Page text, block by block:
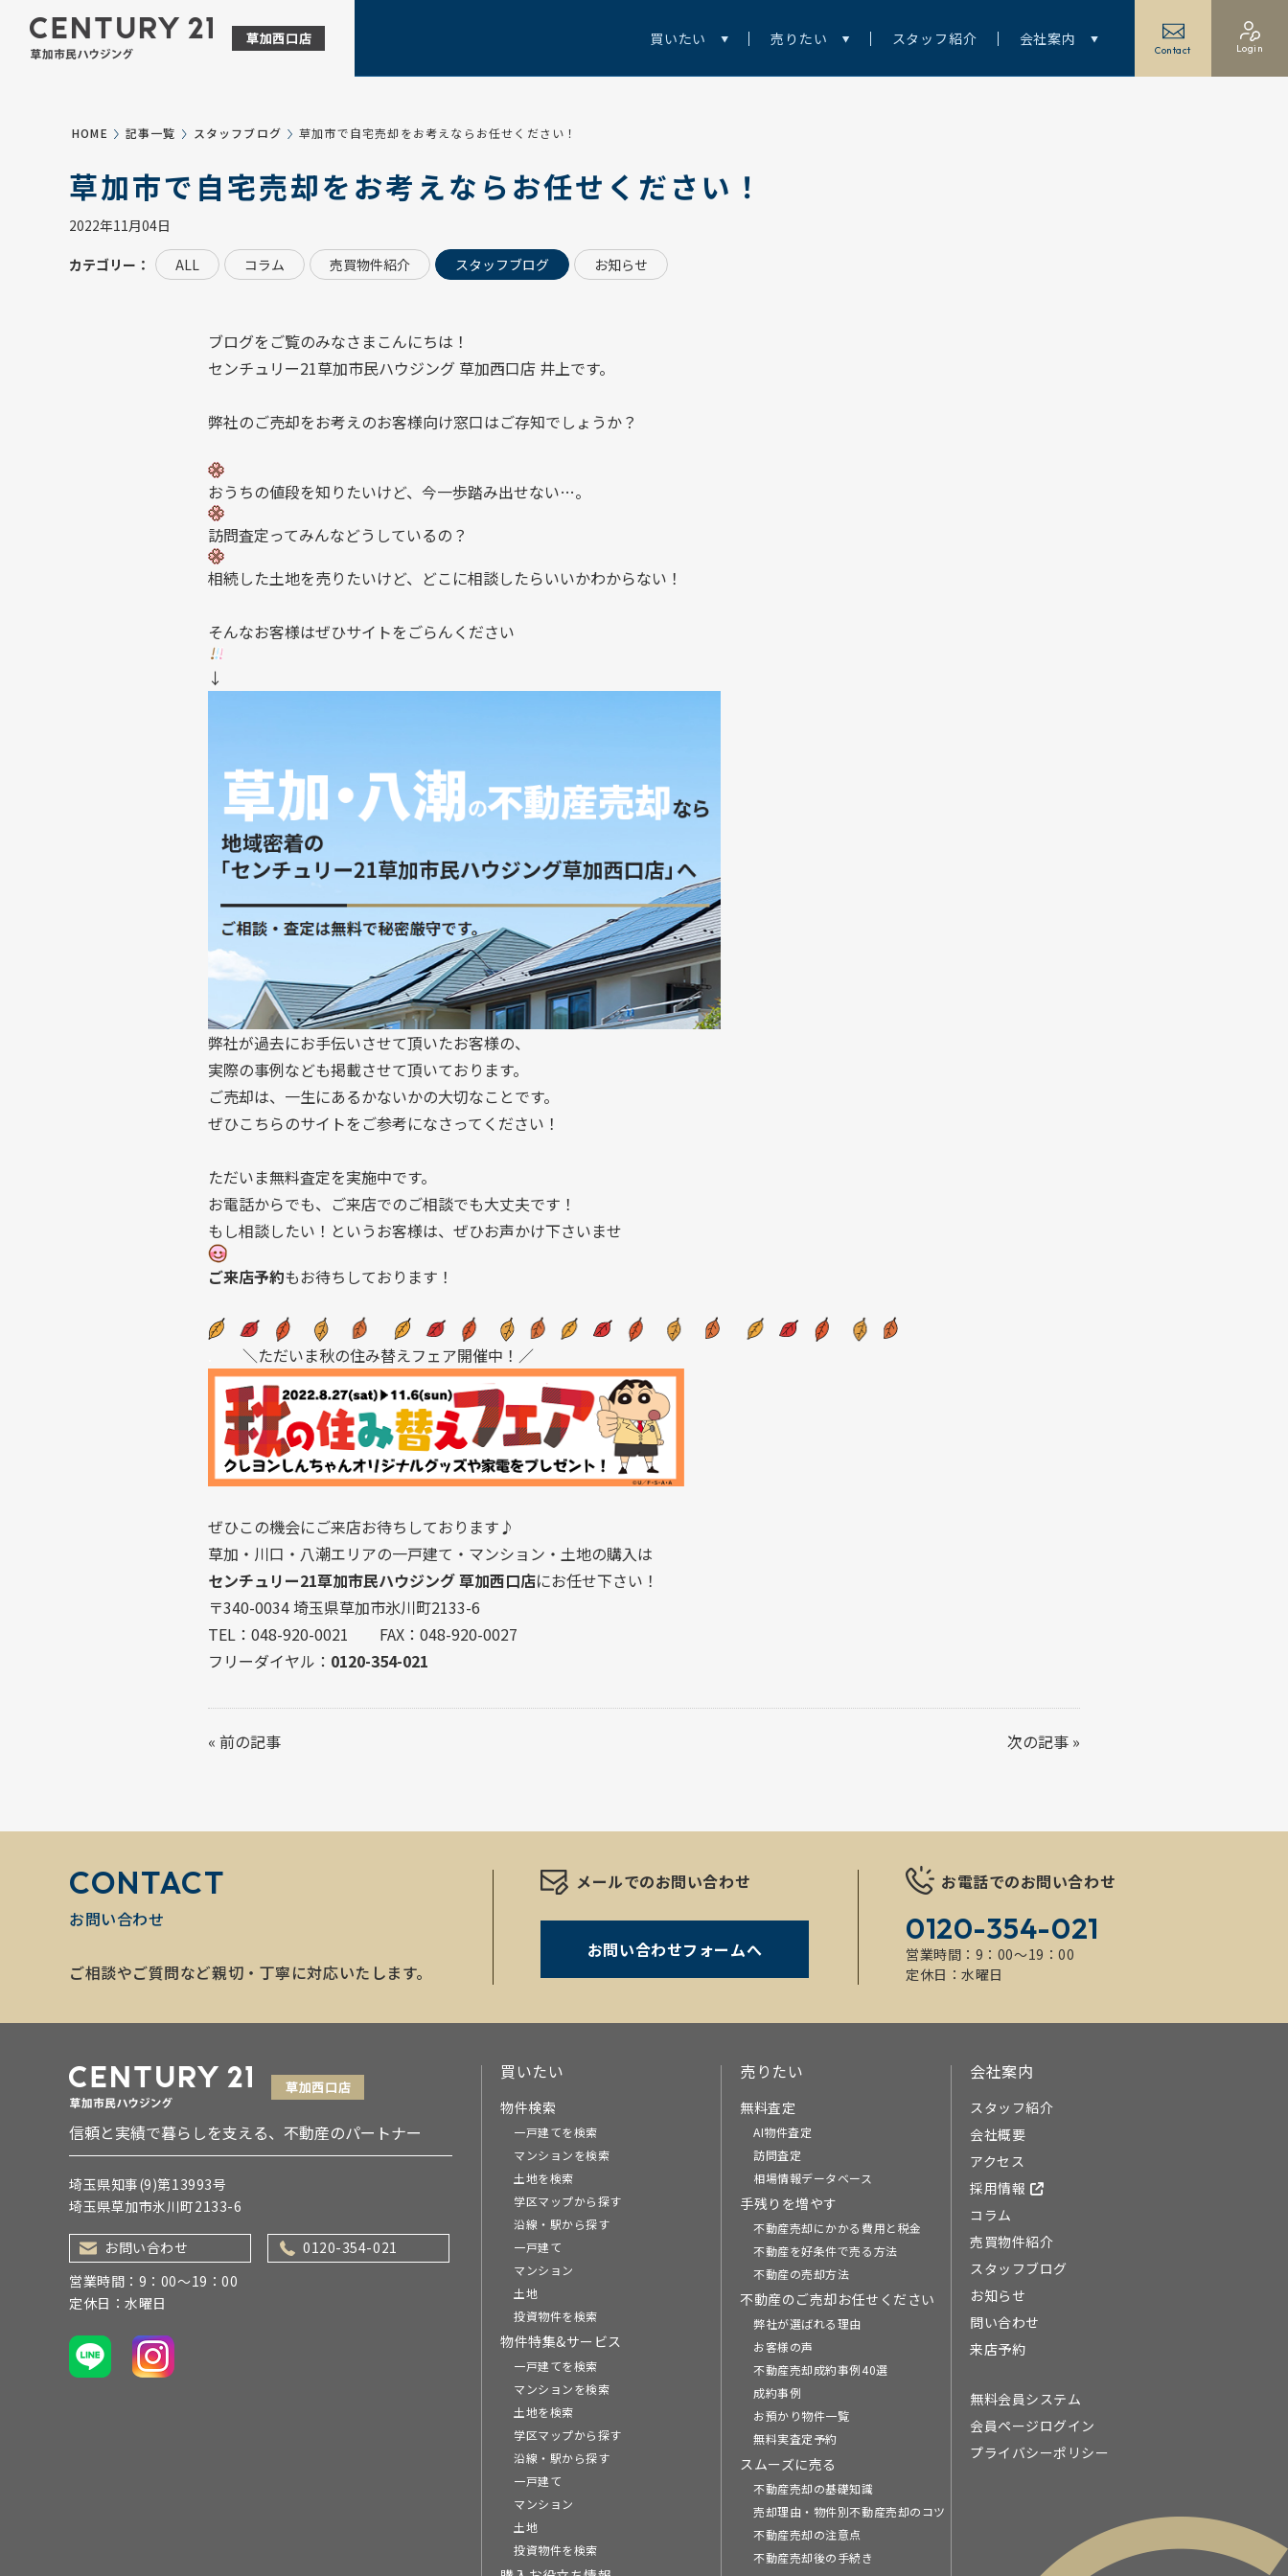
買いたい 売りたい スタッフ紹介 会社案内
Contact Login
HOME 記事一覧 スタッフブログ 草加市で自宅売却をお考えならお任せください！
草加市で自宅売却をお考えならお任せください！
2022年11月04日
カテゴリー： ALL コラム 売買物件紹介 スタッフブログ お知らせ
ブログをご覧のみなさまこんにちは！
センチュリー21草加市民ハウジング 草加西口店 井上です。
弊社のご売却をお考えのお客様向け窓口はご存知でしょうか？
おうちの値段を知りたいけど、今一歩踏み出せない…。
訪問査定ってみんなどうしているの？
相続した土地を売りたいけど、どこに相談したらいいかわからない！
そんなお客様はぜひサイトをごらんください
↓
弊社が過去にお手伝いさせて頂いたお客様の、
実際の事例なども掲載させて頂いております。
ご売却は、一生にあるかないかの大切なことです。
ぜひこちらのサイトをご参考になさってください！
ただいま無料査定を実施中です。
お電話からでも、ご来店でのご相談でも大丈夫です！
もし相談したい！というお客様は、ぜひお声かけ下さいませ
ご来店予約もお待ちしております！
＼ただいま秋の住み替えフェア開催中！／
ぜひこの機会にご来店お待ちしております♪
草加・川口・八潮エリアの一戸建て・マンション・土地の購入は
センチュリー21草加市民ハウジング 草加西口店にお任せ下さい！
〒340-0034 埼玉県草加市氷川町2133-6
TEL：048-920-0021 FAX：048-920-0027
フリーダイヤル： 0120-354-021
« 前の記事 次の記事 »
CONTACT
お問い合わせ
ご相談やご質問など親切・丁寧に対応いたします。
メールでのお問い合わせ
お問い合わせフォームへ
お電話でのお問い合わせ
0120-354-021
営業時間：9：00～19：00
定休日：水曜日
信頼と実績で暮らしを支える、不動産のパートナー
埼玉県知事(9)第13993号
埼玉県草加市氷川町2133-6
お問い合わせ
0120-354-021
営業時間：9：00～19：00
定休日：水曜日
買いたい
物件検索
一戸建てを検索
マンションを検索
土地を検索
学区マップから探す
沿線・駅から探す
一戸建て
マンション
土地
投資物件を検索
物件特集&サービス
一戸建てを検索
マンションを検索
土地を検索
学区マップから探す
沿線・駅から探す
一戸建て
マンション
土地
投資物件を検索
売りたい
無料査定
AI物件査定
訪問査定
相場情報データベース
手残りを増やす
不動産売却にかかる費用と税金
不動産を好条件で売る方法
不動産の売却方法
不動産のご売却お任せください
弊社が選ばれる理由
お客様の声
不動産売却成約事例40選
成約事例
お預かり物件一覧
無料実査定予約
スムーズに売る
不動産売却の基礎知識
売却理由・物件別不動産売却のコツ
不動産売却の注意点
不動産売却後の手続き
会社案内
スタッフ紹介
会社概要
アクセス
採用情報
コラム
売買物件紹介
スタッフブログ
お知らせ
問い合わせ
来店予約
無料会員システム
会員ページログイン
プライバシーポリシー